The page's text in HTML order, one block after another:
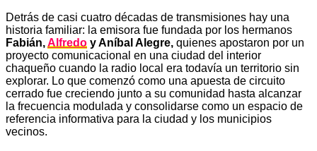
Detrás de casi cuatro décadas de transmisiones hay una
historia familiar: la emisora fue fundada por los hermanos
Fabián,Alfredo y Aníbal Alegre, quienes apostaron por un
proyecto comunicacional en una ciudad del interior
chaqueño cuando la radio local era todavía un territorio sin
explorar. Lo que comenzó como una apuesta de circuito
cerrado fue creciendo junto a su comunidad hasta alcanzar
la frecuencia modulada y consolidarse como un espacio de
referencia informativa para la ciudad y los municipios
vecinos.